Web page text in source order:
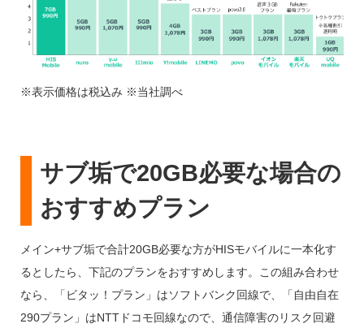
※表示価格は税込み ※当社調べ
サブ垢で20GB必要な場合の
おすすめプラン
メイン+サブ垢で合計20GB必要な方がHISモバイルに一本化す
るとしたら、下記のプランをおすすめします。この組み合わせ
なら、「ビタッ！プラン」はソフトバンク回線で、「自由自在
290プラン」はNTTドコモ回線なので、通信障害のリスク回避